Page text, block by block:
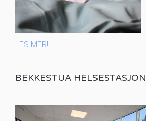
LES MER!
BEKKESTUA HELSESTASJON